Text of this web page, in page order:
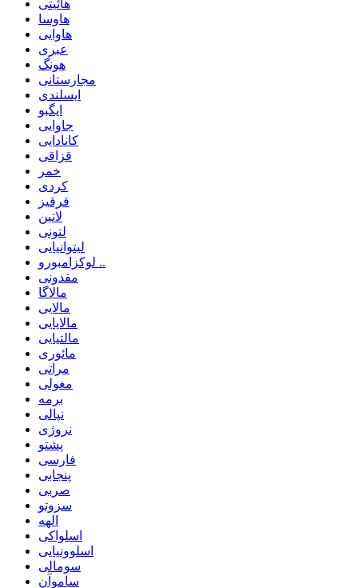
هائیتی
هاوسا
هاوایی
عبری
هونگ
مجارستانی
ایسلندی
ایگبو
جاوایی
کانادایی
قزاقی
خمر
کردی
قرقیز
لاتین
لتونی
لیتوانیایی
لوکزامبورو ..
مقدونی
مالاگا
مالایی
مالایایی
مالتیایی
مائوری
مراتی
مغولی
برمه
نپالی
نروژی
پشتو
فارسی
پنجابی
صربی
سزوتو
الهه
اسلواکی
اسلوونیایی
سومالی
ساموآن